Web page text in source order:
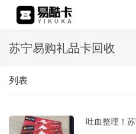
苏宁易购礼品卡回收
列表
吐血整理！